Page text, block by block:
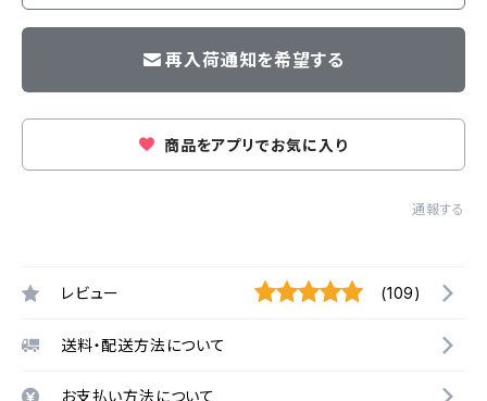
再入荷通知を希望する
商品をアプリでお気に入り
通報する
レビュー (109)
送料・配送方法について
お支払い方法について